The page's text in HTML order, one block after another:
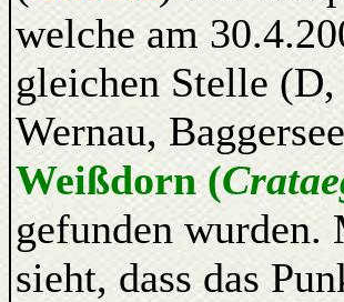
welche am
gleichen Stelle (D,
Wernau,
Weißdorn (
gefunden wurden.
sieht, dass das